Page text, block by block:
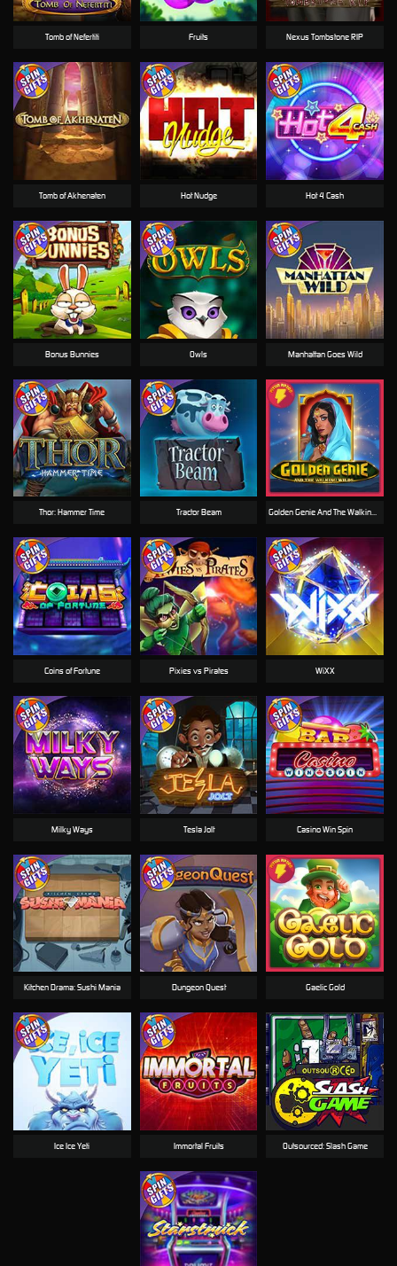
Nexus Tombstone RIP
Manhattan Goes Wild
Tractor Beam
Casino Win Spin
Hot Nudge
Tomb of Nefertiti
Tomb of Akhenaten
Golden Genie And The Walking Wilds
Immortal Fruits
Tesla Jolt
Dungeon Quest
Coins of Fortune WiXX
Outsourced: Slash Game
Fruits
Bonus Bunnies
Hot 4 Cash
Owls
Milky Ways
Gaelic Gold
Kitchen Drama: Sushi Mania
Pixies vs Pirates
Thor: Hammer Time
Ice Ice Yeti